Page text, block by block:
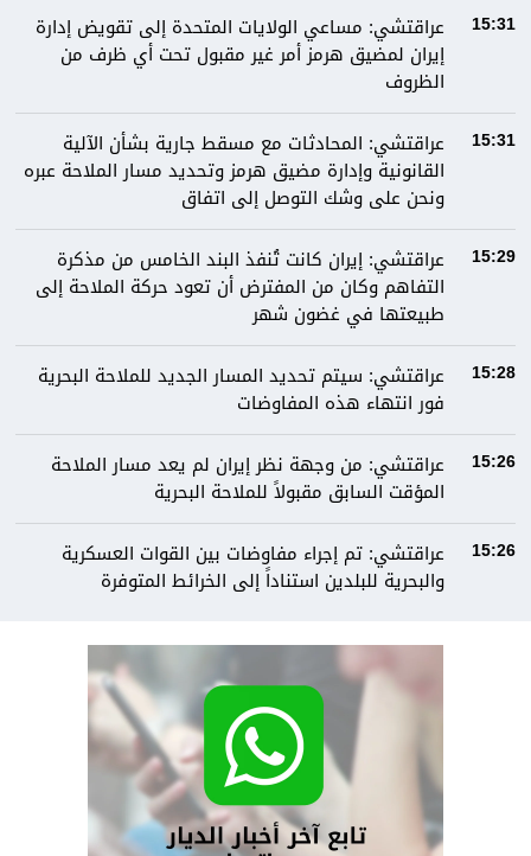
15:31
عراقتشي: مساعي الولايات المتحدة إلى تقويض إدارة
إيران لمضيق هرمز أمر غير مقبول تحت أي ظرف من
الظروف
15:31
عراقتشي: المحادثات مع مسقط جارية بشأن الآلية
القانونية وإدارة مضيق هرمز وتحديد مسار الملاحة عبره
ونحن على وشك التوصل إلى اتفاق
15:29
عراقتشي: إيران كانت تُنفذ البند الخامس من مذكرة
التفاهم وكان من المفترض أن تعود حركة الملاحة إلى
طبيعتها في غضون شهر
15:28
عراقتشي: سيتم تحديد المسار الجديد للملاحة البحرية
فور انتهاء هذه المفاوضات
15:26
عراقتشي: من وجهة نظر إيران لم يعد مسار الملاحة
المؤقت السابق مقبولاً للملاحة البحرية
15:26
عراقتشي: تم إجراء مفاوضات بين القوات العسكرية
والبحرية للبلدين استناداً إلى الخرائط المتوفرة